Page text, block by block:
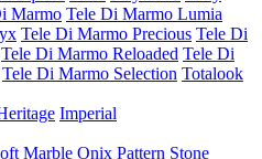
Marmo Tele Di Marmo Lumia
Tele Di Marmo Precious Tele Di
Tele Di Marmo Reloaded Tele Di
Tele Di Marmo Selection Totalook
Imperial
Marble Onix Pattern Stone